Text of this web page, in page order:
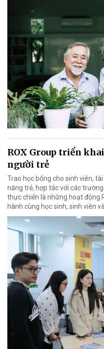
ROX Group triển
người trẻ
Trao học bổng cho sinh viên,
năng trẻ, hợp tác với các
thực chiến là những hoạt động
hành cùng học sinh, sinh viên